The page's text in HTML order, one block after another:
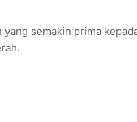
semakin prima